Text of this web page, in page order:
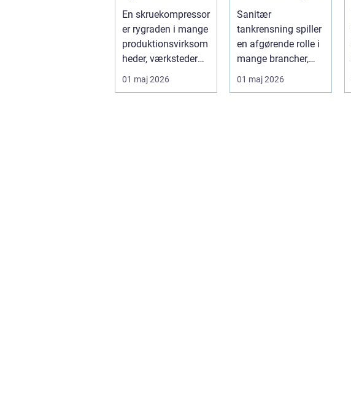
industri og
værksted
En skruekompressor
er rygraden i mange
produktionsvirksom
heder, værksteder
og autohuse. Den
leverer ...
01 maj 2026
krævende
industrier
Sanitær
tankrensning spiller
en afgørende rolle i
mange brancher,
produktkvalitet,...
01 maj 2026